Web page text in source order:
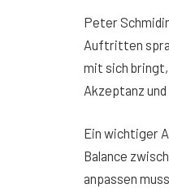
Peter
Auftritten
mit sich
Akzeptanz
Ein wichtiger
Balance
anpassen